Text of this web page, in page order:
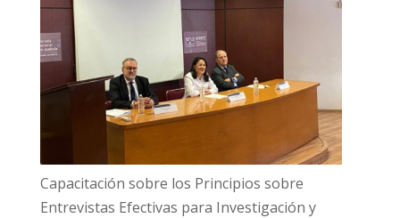
Capacitación sobre los Principios sobre
Entrevistas Efectivas para Investigación y